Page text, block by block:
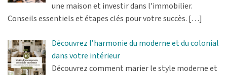
une maison et investir dans l'immobilier.
Conseils essentiels et étapes clés pour votre succès. […]
Découvrez l’harmonie du moderne et du colonial
dans votre intérieur
Découvrez comment marier le style moderne et